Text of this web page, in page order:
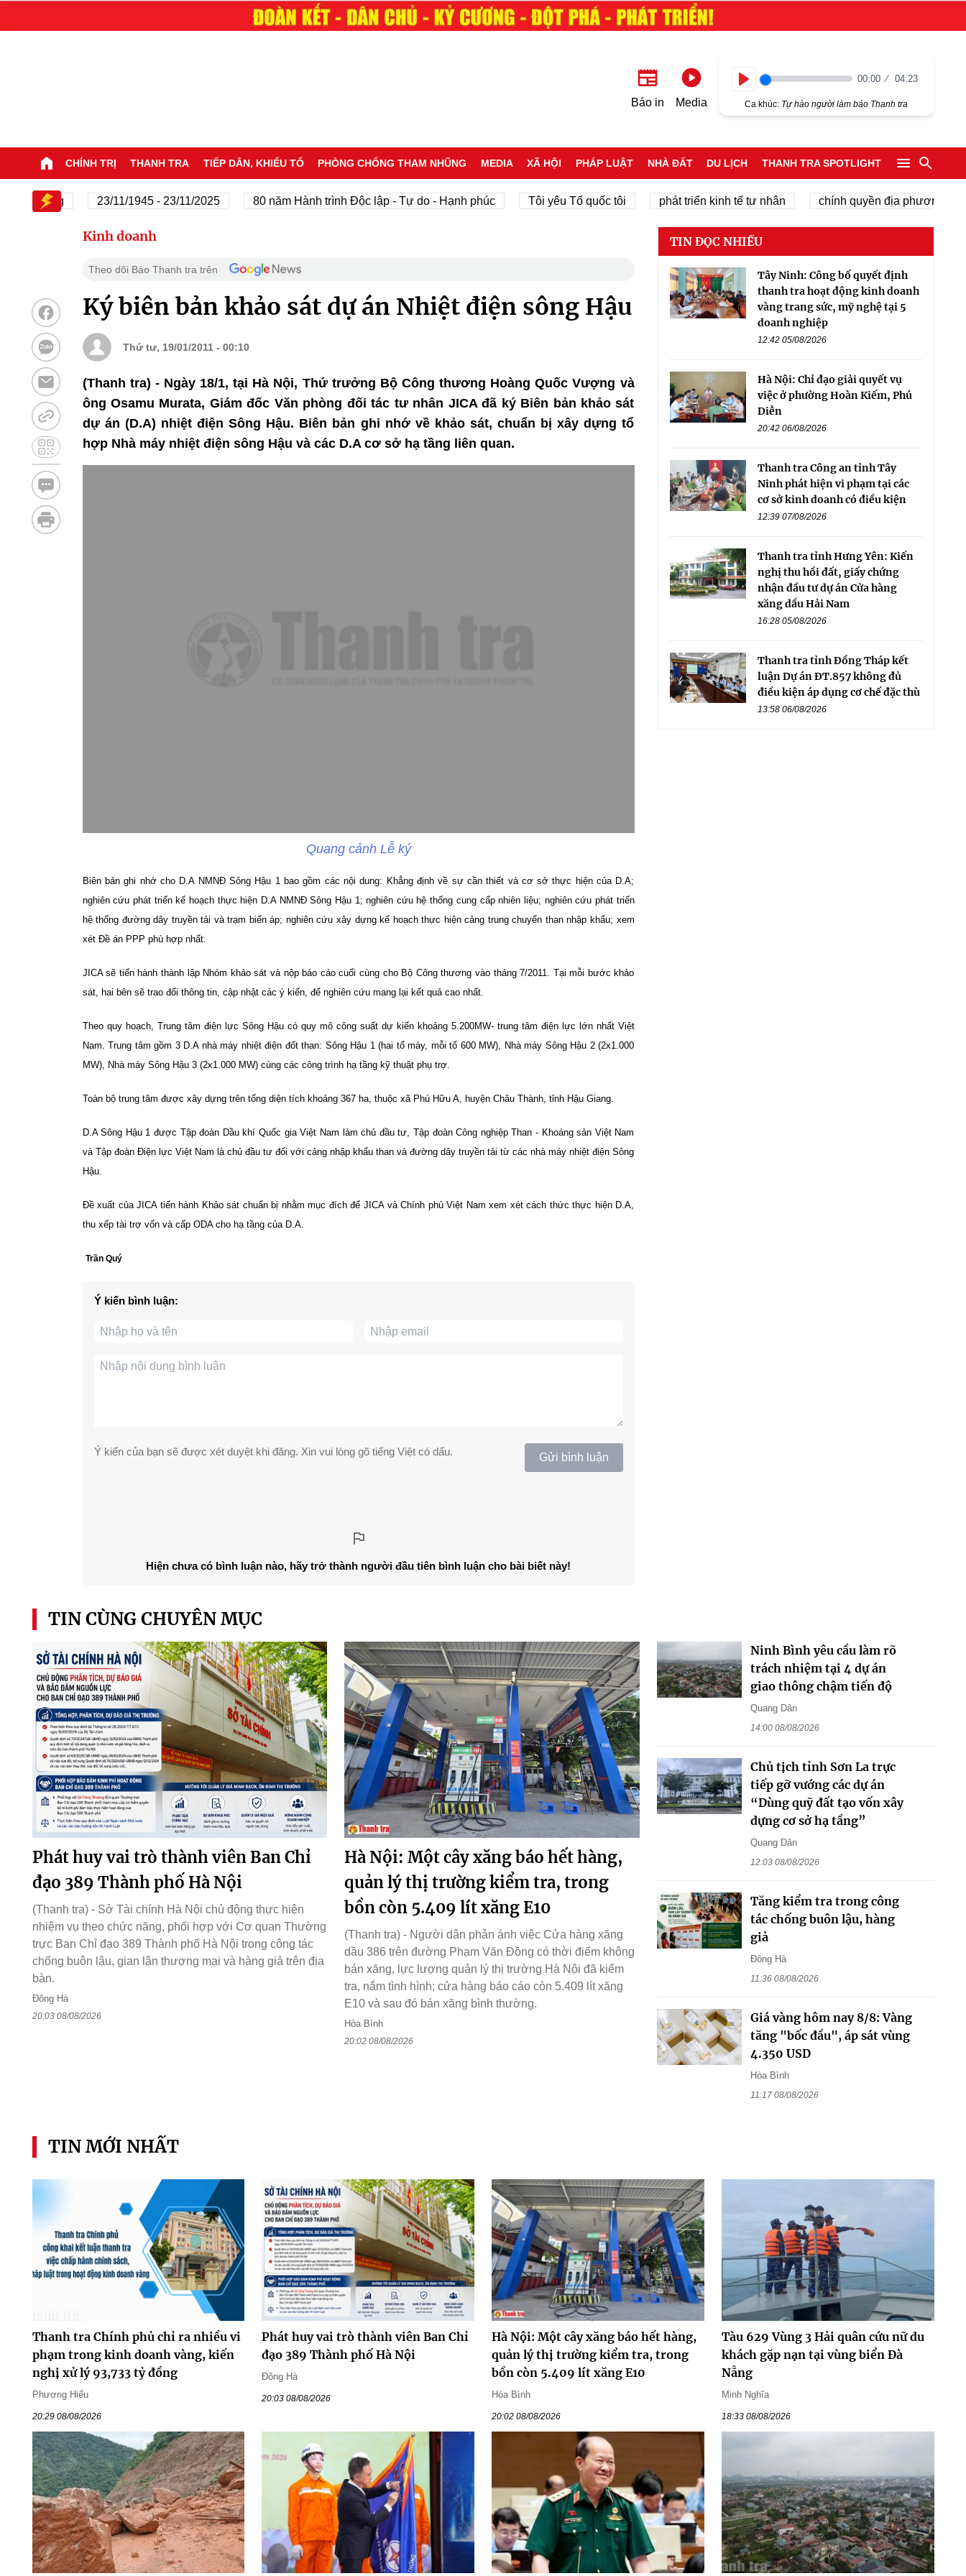
Báo in Media
00:00 04:23
Ca khúc: Tự hào người làm báo Thanh tra
CHÍNH TRỊ THANH TRA TIẾP DÂN, KHIẾU TỐ PHÒNG CHỐNG THAM NHŨNG MEDIA XÃ HỘI PHÁP LUẬT NHÀ ĐẤT DU LỊCH THANH TRA SPOTLIGHT
23/11/1945 - 23/11/2025 80 năm Hành trình Độc lập - Tự do - Hạnh phúc Tôi yêu Tổ quốc tôi phát triển kinh tế tư nhân chính quyền địa phương 2 cấp
Kinh doanh
Theo dõi Báo Thanh tra trên
Ký biên bản khảo sát dự án Nhiệt điện sông Hậu
Thứ tư, 19/01/2011 - 00:10
(Thanh tra) - Ngày 18/1, tại Hà Nội, Thứ trưởng Bộ Công thương Hoàng Quốc Vượng và
ông Osamu Murata, Giám đốc Văn phòng đối tác tư nhân JICA đã ký Biên bản khảo sát
dự án (D.A) nhiệt điện Sông Hậu. Biên bản ghi nhớ về khảo sát, chuẩn bị xây dựng tổ
hợp Nhà máy nhiệt điện sông Hậu và các D.A cơ sở hạ tầng liên quan.
Quang cảnh Lễ ký
Biên bản ghi nhớ cho D.A NMNĐ Sông Hậu 1 bao gồm các nội dung: Khẳng định về sự cần thiết và cơ sở thực hiện của D.A;
nghiên cứu phát triển kế hoạch thực hiện D.A NMNĐ Sông Hậu 1; nghiên cứu hệ thống cung cấp nhiên liệu; nghiên cứu phát triển
hệ thống đường dây truyền tải và trạm biến áp; nghiên cứu xây dựng kế hoạch thực hiện cảng trung chuyển than nhập khẩu; xem
xét Đề án PPP phù hợp nhất.
JICA sẽ tiến hành thành lập Nhóm khảo sát và nộp báo cáo cuối cùng cho Bộ Công thương vào tháng 7/2011. Tại mỗi bước khảo
sát, hai bên sẽ trao đổi thông tin, cập nhật các ý kiến, để nghiên cứu mang lại kết quả cao nhất.
Theo quy hoạch, Trung tâm điện lực Sông Hậu có quy mô công suất dự kiến khoảng 5.200MW- trung tâm điện lực lớn nhất Việt
Nam. Trung tâm gồm 3 D.A nhà máy nhiệt điện đốt than: Sông Hậu 1 (hai tổ máy, mỗi tổ 600 MW), Nhà máy Sông Hậu 2 (2x1.000
MW), Nhà máy Sông Hậu 3 (2x1.000 MW) cùng các công trình hạ tầng kỹ thuật phụ trợ.
Toàn bộ trung tâm được xây dựng trên tổng diện tích khoảng 367 ha, thuộc xã Phú Hữu A, huyện Châu Thành, tỉnh Hậu Giang.
D.A Sông Hậu 1 được Tập đoàn Dầu khí Quốc gia Việt Nam làm chủ đầu tư, Tập đoàn Công nghiệp Than - Khoáng sản Việt Nam
và Tập đoàn Điện lực Việt Nam là chủ đầu tư đối với cảng nhập khẩu than và đường dây truyền tải từ các nhà máy nhiệt điện Sông
Hậu.
Đề xuất của JICA tiến hành Khảo sát chuẩn bị nhằm mục đích để JICA và Chính phủ Việt Nam xem xét cách thức thực hiện D.A,
thu xếp tài trợ vốn và cấp ODA cho hạ tầng của D.A.
Trần Quý
Ý kiến bình luận:
Ý kiến của bạn sẽ được xét duyệt khi đăng. Xin vui lòng gõ tiếng Việt có dấu. Gửi bình luận
Hiện chưa có bình luận nào, hãy trở thành người đầu tiên bình luận cho bài biết này!
TIN ĐỌC NHIỀU
Tây Ninh: Công bố quyết định
thanh tra hoạt động kinh doanh
vàng trang sức, mỹ nghệ tại 5
doanh nghiệp
12:42 05/08/2026
Hà Nội: Chỉ đạo giải quyết vụ
việc ở phường Hoàn Kiếm, Phú
Diễn
20:42 06/08/2026
Thanh tra Công an tỉnh Tây
Ninh phát hiện vi phạm tại các
cơ sở kinh doanh có điều kiện
12:39 07/08/2026
Thanh tra tỉnh Hưng Yên: Kiến
nghị thu hồi đất, giấy chứng
nhận đầu tư dự án Cửa hàng
xăng dầu Hải Nam
16:28 05/08/2026
Thanh tra tỉnh Đồng Tháp kết
luận Dự án ĐT.857 không đủ
điều kiện áp dụng cơ chế đặc thù
13:58 06/08/2026
TIN CÙNG CHUYÊN MỤC
Phát huy vai trò thành viên Ban Chỉ
đạo 389 Thành phố Hà Nội
(Thanh tra) - Sở Tài chính Hà Nội chủ động thực hiện
nhiệm vụ theo chức năng, phối hợp với Cơ quan Thường
trực Ban Chỉ đạo 389 Thành phố Hà Nội trong công tác
chống buôn lậu, gian lận thương mại và hàng giả trên địa
bàn.
Đông Hà
20:03 08/08/2026
Hà Nội: Một cây xăng báo hết hàng,
quản lý thị trường kiểm tra, trong
bồn còn 5.409 lít xăng E10
(Thanh tra) - Người dân phản ánh việc Cửa hàng xăng
dầu 386 trên đường Phạm Văn Đồng có thời điểm không
bán xăng, lực lượng quản lý thị trường Hà Nội đã kiểm
tra, nắm tình hình; cửa hàng báo cáo còn 5.409 lít xăng
E10 và sau đó bán xăng bình thường.
Hòa Bình
20:02 08/08/2026
Ninh Bình yêu cầu làm rõ
trách nhiệm tại 4 dự án
giao thông chậm tiến độ
Quang Dân
14:00 08/08/2026
Chủ tịch tỉnh Sơn La trực
tiếp gỡ vướng các dự án
“Dùng quỹ đất tạo vốn xây
dựng cơ sở hạ tầng”
Quang Dân
12:03 08/08/2026
Tăng kiểm tra trong công
tác chống buôn lậu, hàng
giả
Đông Hà
11:36 08/08/2026
Giá vàng hôm nay 8/8: Vàng
tăng "bốc đầu", áp sát vùng
4.350 USD
Hòa Bình
11:17 08/08/2026
TIN MỚI NHẤT
Thanh tra Chính phủ chỉ ra nhiều vi
phạm trong kinh doanh vàng, kiến
nghị xử lý 93,733 tỷ đồng
Phương Hiếu
20:29 08/08/2026
Phát huy vai trò thành viên Ban Chỉ
đạo 389 Thành phố Hà Nội
Đông Hà
20:03 08/08/2026
Hà Nội: Một cây xăng báo hết hàng,
quản lý thị trường kiểm tra, trong
bồn còn 5.409 lít xăng E10
Hòa Bình
20:02 08/08/2026
Tàu 629 Vùng 3 Hải quân cứu nữ du
khách gặp nạn tại vùng biển Đà
Nẵng
Minh Nghĩa
18:33 08/08/2026